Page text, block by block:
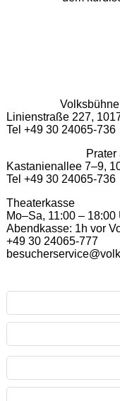
Linienstraße 227,
Tel +49 30 24065-736
Kastanienallee 7–9,
Tel +49 30 24065-736
Theaterkasse
Mo–Sa, 11:00 – 18:00
Abendkasse: 1h vor
+49 30 24065-777